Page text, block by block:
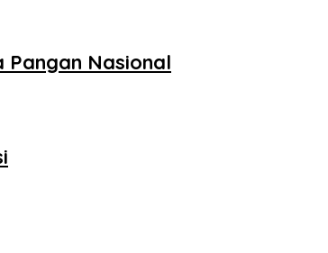
Pangan Nasional